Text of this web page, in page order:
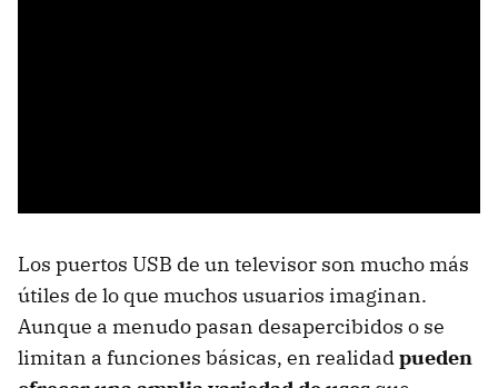
Los puertos USB de un televisor son mucho más
útiles de lo que muchos usuarios imaginan.
Aunque a menudo pasan desapercibidos o se
limitan a funciones básicas, en realidadpueden